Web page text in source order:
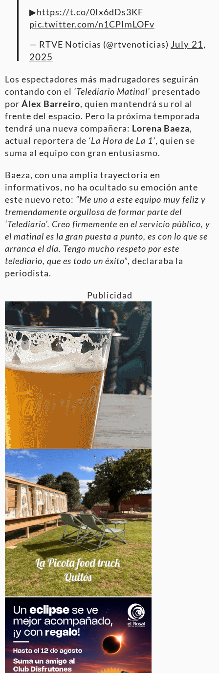
▶https://t.co/0Ix6dDs3KF
pic.twitter.com/n1CPImLOFv
— RTVE Noticias (@rtvenoticias) July 21,
2025
Los espectadores más madrugadores seguirán
contando con el ‘Telediario Matinal’ presentado
por Álex Barreiro, quien mantendrá su rol al
frente del espacio. Pero la próxima temporada
tendrá una nueva compañera: Lorena Baeza,
actual reportera de ‘La Hora de La 1’, quien se
suma al equipo con gran entusiasmo.
Baeza, con una amplia trayectoria en
informativos, no ha ocultado su emoción ante
este nuevo reto: “Me uno a este equipo muy feliz y
tremendamente orgullosa de formar parte del
‘Telediario’. Creo firmemente en el servicio público, y
el matinal es la gran puesta a punto, es con lo que se
arranca el día. Tengo mucho respeto por este
telediario, que es todo un éxito”, declaraba la
periodista.
Publicidad